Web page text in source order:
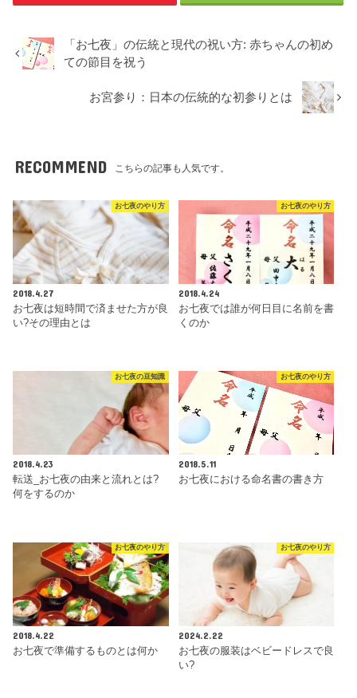
「お七夜」の伝統と現代の祝い方: 赤ちゃんの初め
ての節目を祝う
お宮参り：日本の伝統的な初参りとは
RECOMMEND こちらの記事も人気です。
お七夜のやり方
2018.4.27
お七夜は短時間で済ませた方が良
い?その理由とは
お七夜のやり方
2018.4.24
お七夜では誰が何日目に名前を書
くのか
お七夜の豆知識
2018.4.23
転送_お七夜の由来と流れとは?
何をするのか
お七夜のやり方
2018.5.11
お七夜における命名書の書き方
お七夜のやり方
2018.4.22
お七夜で準備するものとは何か
お七夜のやり方
2024.2.22
お七夜の服装はベビードレスで良
い?